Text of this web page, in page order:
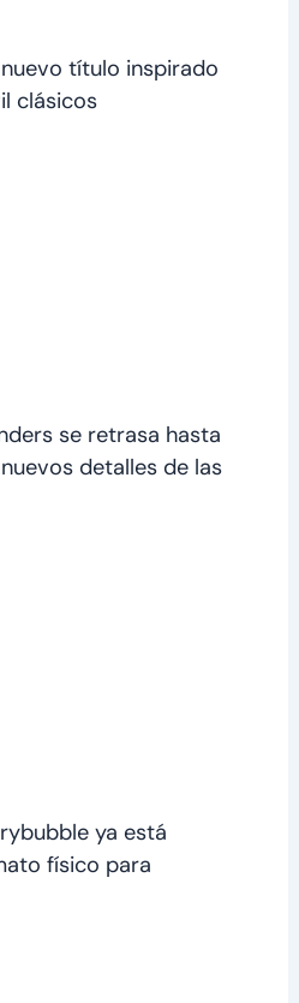
título inspirado
clásicos
se retrasa hasta
detalles de las
ya está
físico para